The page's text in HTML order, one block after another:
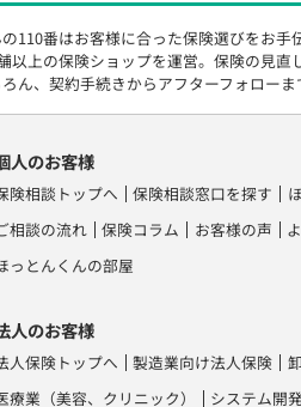
110番はお客様に合った保険選びをお手
以上の保険ショップを運営。保険の見直
ん、契約手続きからアフターフォローま
人のお客様
険相談トップへ 保険相談窓口を探す
相談の流れ
保険コラム お客様の声
っとんくんの部屋
人のお客様
人保険トップへ 製造業向け法人保険
療業（美容、クリニック）
システム開